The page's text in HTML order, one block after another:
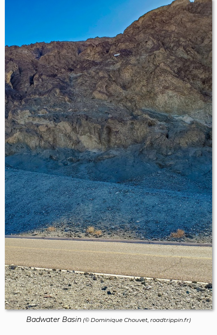
Badwater Basin (© Dominique Chouvet, roadtrippin.fr)